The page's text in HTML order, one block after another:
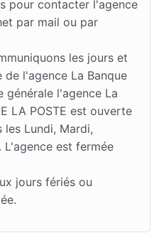
pour contacter l'agence
par mail ou par
les jours et
l'agence La Banque
générale l'agence La
LA POSTE est ouverte
Lundi, Mardi,
L'agence est fermée
jours fériés ou